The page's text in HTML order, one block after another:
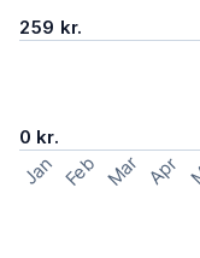
259 kr.
0 kr.
Jan Feb Mar Apr